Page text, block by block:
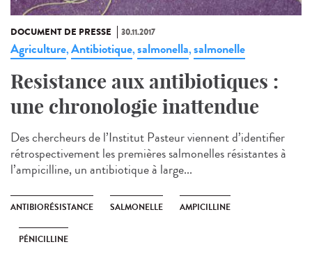
DOCUMENT DE PRESSE 30.11.2017
Agriculture,Antibiotique,salmonella,salmonelle
Resistance aux antibiotiques :
une chronologie inattendue
Des chercheurs de l’Institut Pasteur viennent d’identifier
rétrospectivement les premières salmonelles résistantes à
l’ampicilline, un antibiotique à large...
ANTIBIORÉSISTANCE SALMONELLE AMPICILLINE
PÉNICILLINE